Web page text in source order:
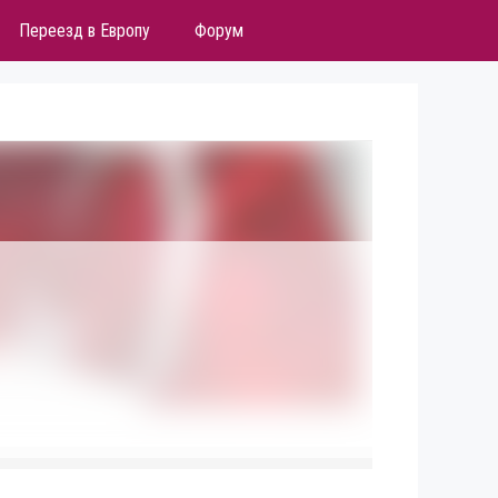
Переезд в Европу Форум